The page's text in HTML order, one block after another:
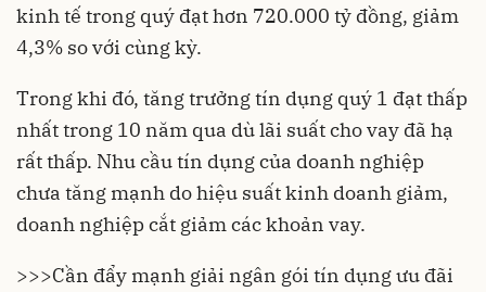
kinh tế trong quý đạt hơn 720.000 tỷ đồng, giảm
4,3% so với cùng kỳ.
Trong khi đó, tăng trưởngtín dụng quý 1 đạt thấp
nhất trong 10 năm qua dù lãi suất cho vay đã hạ
rất thấp. Nhu cầu tín dụng của doanh nghiệp
chưa tăng mạnh do hiệu suất kinh doanh giảm,
doanh nghiệp cắt giảm các khoản vay.
>>>Cần đẩy mạnh giải ngân gói tín dụng ưu đãi